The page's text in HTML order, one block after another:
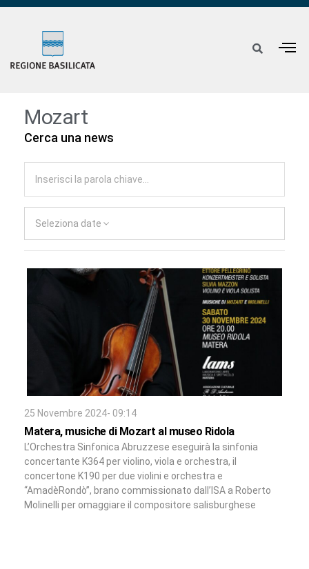
Mozart
Cerca una news
Seleziona date
25 Novembre 2024- 09:14
Matera, musiche di Mozart al museo Ridola
L’Orchestra Sinfonica Abruzzese eseguirà la sinfonia
concertante K364 per violino, viola e orchestra, il
concertone K190 per due violini e orchestra e
“AmadèRondò”, brano commissionato dall’ISA a Roberto
Molinelli per omaggiare il compositore salisburghese